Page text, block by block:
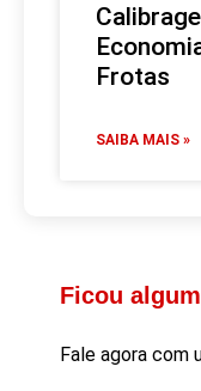
Frotas
SAIBA MAIS »
Ficou
Fale agora com